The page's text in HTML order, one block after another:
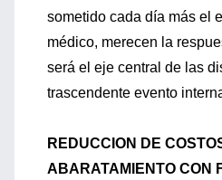
sometido cada día más el
médico, merecen la
será el eje central de las
trascendente evento
REDUCCION DE
ABARATAMIENTO CON